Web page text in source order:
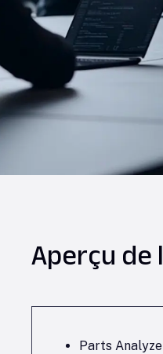
Aperçu de
Parts